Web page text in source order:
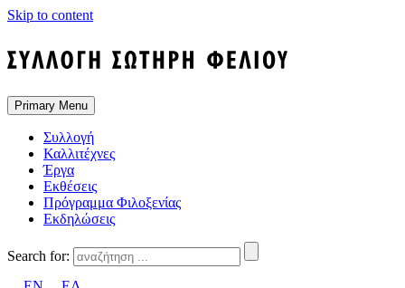
Skip to content
Primary Menu
Συλλογή
Καλλιτέχνες
Έργα
Εκθέσεις
Πρόγραμμα Φιλοξενίας
Εκδηλώσεις
Search for: